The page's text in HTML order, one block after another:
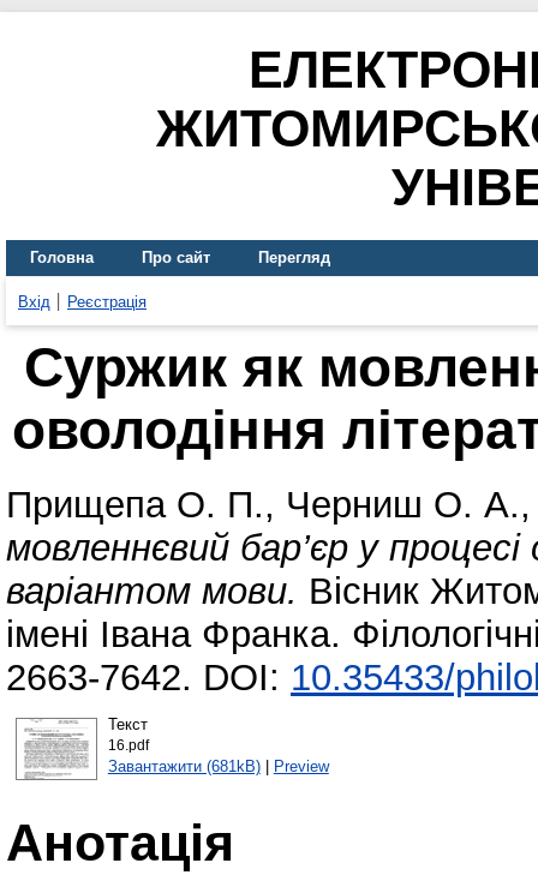
Головна Про сайт Перегляд
Вхід Реєстрація
Суржик як
оволодіння
Прищепа О. П., Черниш О. А.
мовленнєвий бар’єр у
варіантом мови. Вісник
імені Івана Франка.
2663-7642. DOI: 10.35433/
Текст
16.pdf
Завантажити (681kB)| Preview
Анотація